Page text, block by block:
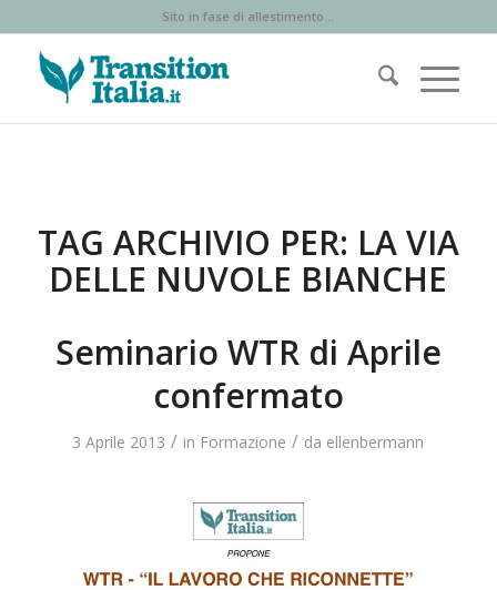
Sito in fase di allestimento...
TAG ARCHIVIO PER: LA VIA
DELLE NUVOLE BIANCHE
Seminario WTR di Aprile
confermato
3 Aprile 2013 / in Formazione / da ellenbermann